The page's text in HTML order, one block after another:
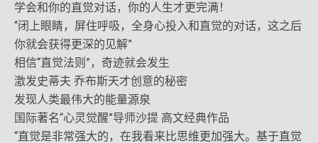
学会和你的直觉对话，你的人生才更完满！
“闭上眼睛，屏住呼吸，全身心投入和直觉的对话，这之后
你就会获得更深的见解”
相信“直觉法则”，奇迹就会发生
激发史蒂夫 乔布斯天才创意的秘密
发现人类最伟大的能量源泉
国际著名“心灵觉醒”导师沙提 高文经典作品
“直觉是非常强大的，在我看来比思维更加强大。基于直觉